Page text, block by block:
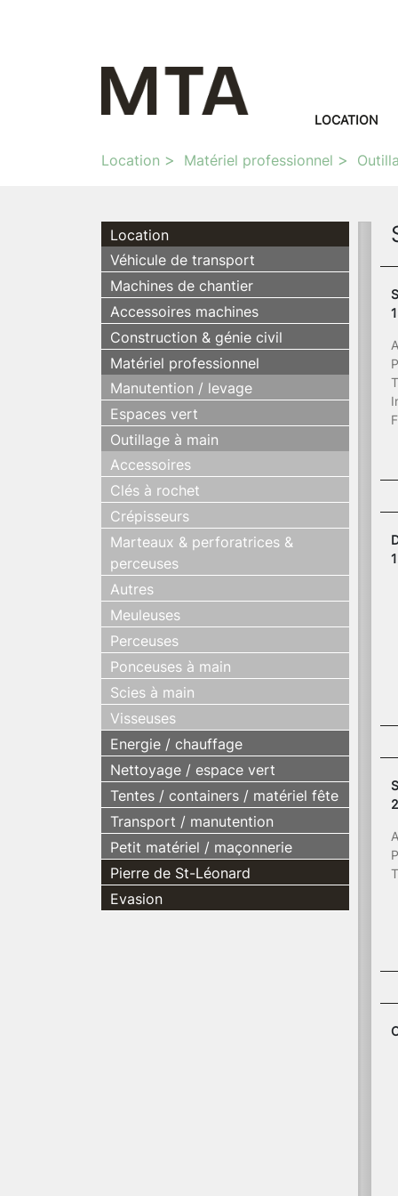
LOCATION
Location Matériel professionnel
Location
Véhicule de transport
Machines de chantier
Accessoires machines
Construction & génie civil
Matériel professionnel
Manutention / levage
Espaces vert
Outillage à main
Accessoires
Clés à rochet
Crépisseurs
Marteaux & perforatrices &
perceuses
Autres
Meuleuses
Perceuses
Ponceuses à main
Scies à main
Visseuses
Energie / chauffage
Nettoyage / espace vert
Tentes / containers / matériel fête
Transport / manutention
Petit matériel / maçonnerie
Pierre de St-Léonard
Evasion